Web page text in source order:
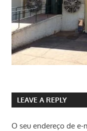
LEAVE A REPLY
O seu endereço de e-